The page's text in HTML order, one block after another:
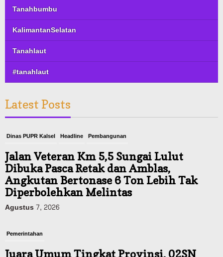
Tanahbumbu
KalimantanSelatan
Tanahlaut
#tanahlaut
Latest Posts
Dinas PUPR Kalsel Headline Pembangunan
Jalan Veteran Km 5,5 Sungai Lulut
Dibuka Pasca Retak dan Amblas,
Angkutan Bertonase 6 Ton Lebih Tak
Diperbolehkan Melintas
Agustus 7, 2026
Pemerintahan
Juara Umum Tingkat Provinsi, 02SN